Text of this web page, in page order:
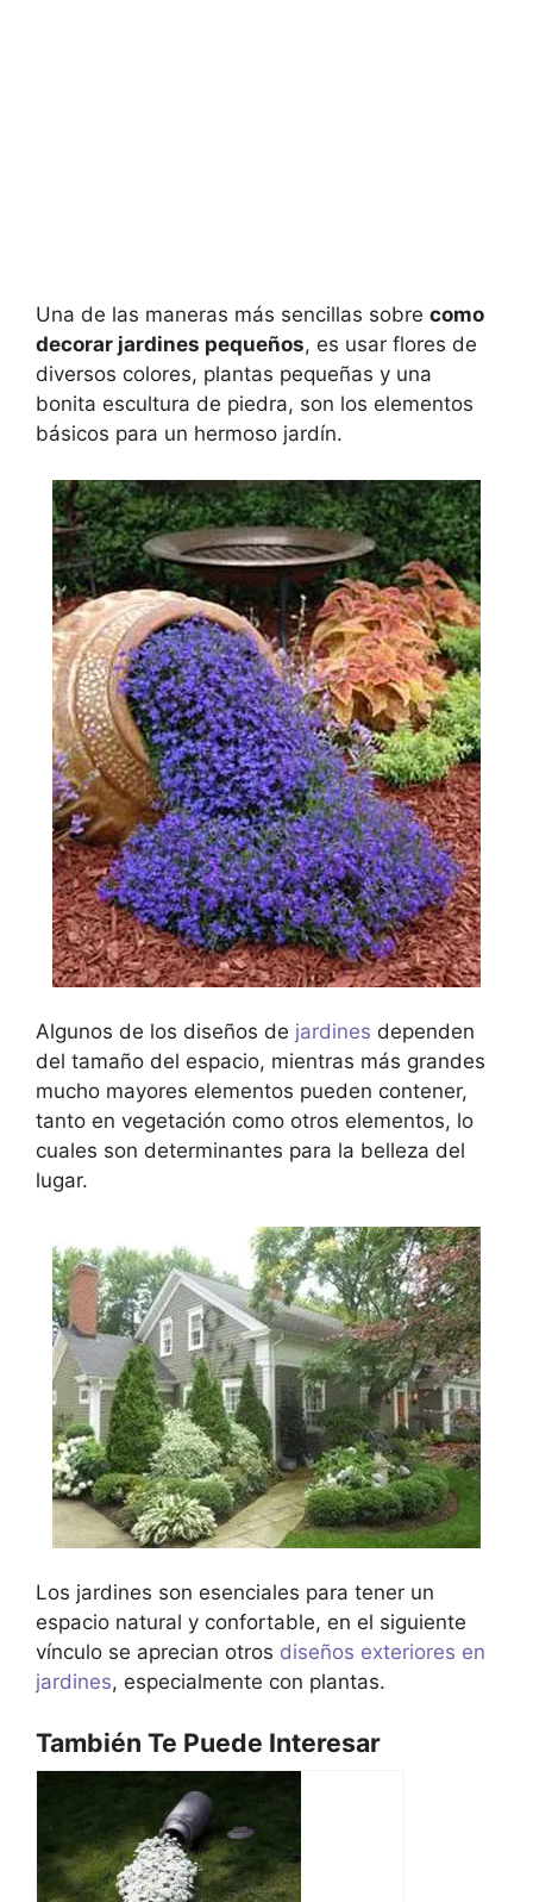
Una de las maneras más sencillas sobre como
decorar jardines pequeños, es usar flores de
diversos colores, plantas pequeñas y una
bonita escultura de piedra, son los elementos
básicos para un hermoso jardín.
Algunos de los diseños de jardines dependen
del tamaño del espacio, mientras más grandes
mucho mayores elementos pueden contener,
tanto en vegetación como otros elementos, lo
cuales son determinantes para la belleza del
lugar.
Los jardines son esenciales para tener un
espacio natural y confortable, en el siguiente
vínculo se aprecian otros diseños exteriores en
jardines, especialmente con plantas.
También Te Puede Interesar